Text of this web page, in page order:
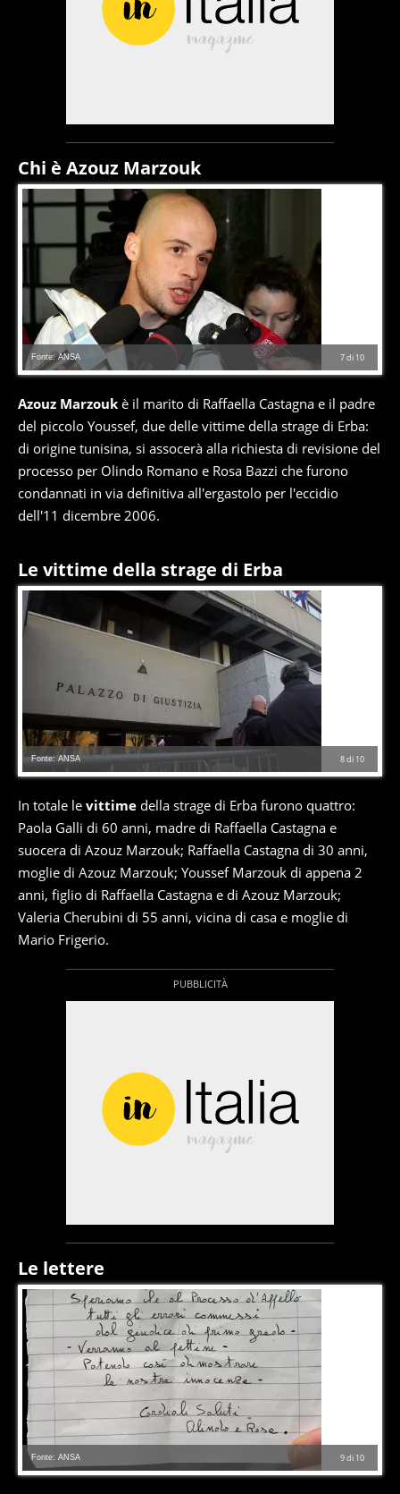
Chi è Azouz Marzouk
7di 10
Fonte: ANSA
Azouz Marzouk è il marito di Raffaella Castagna e il padre
del piccolo Youssef, due delle vittime della strage di Erba:
di origine tunisina, si assocerà alla richiesta di revisione del
processo per Olindo Romano e Rosa Bazzi che furono
condannati in via definitiva all'ergastolo per l'eccidio
dell'11 dicembre 2006.
Le vittime della strage di Erba
8di 10
Fonte: ANSA
In totale le vittime della strage di Erba furono quattro:
Paola Galli di 60 anni, madre di Raffaella Castagna e
suocera di Azouz Marzouk; Raffaella Castagna di 30 anni,
moglie di Azouz Marzouk; Youssef Marzouk di appena 2
anni, figlio di Raffaella Castagna e di Azouz Marzouk;
Valeria Cherubini di 55 anni, vicina di casa e moglie di
Mario Frigerio.
Le lettere
9di 10
Fonte: ANSA